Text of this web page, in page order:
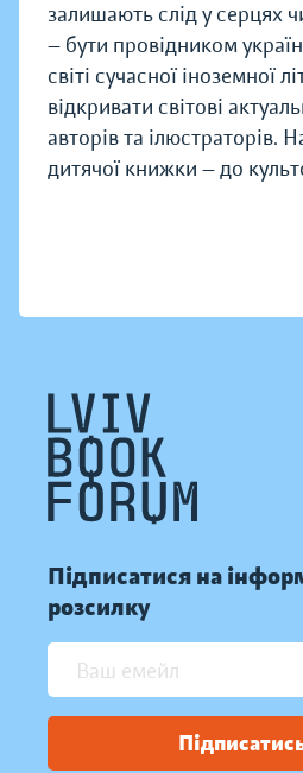
залишають слід у серцях
— бути провідником
світі сучасної іноземної
відкривати світові
авторів та ілюстраторів.
дитячої книжки — до
Підписатися на
розсилку